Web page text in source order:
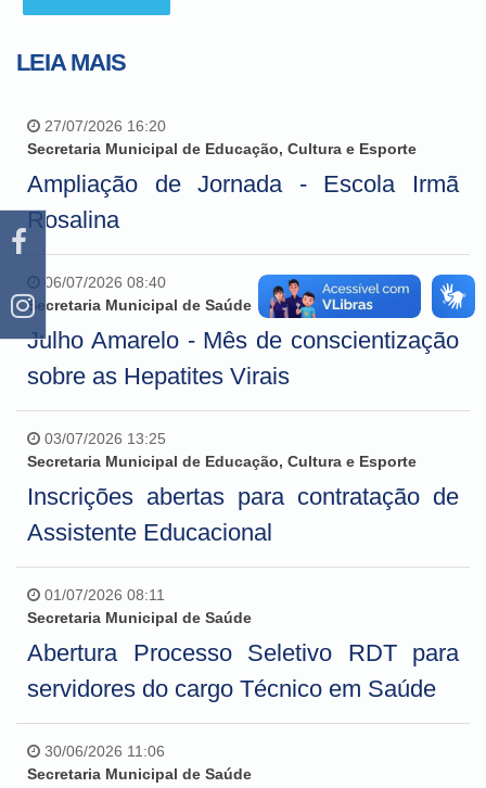
LEIA MAIS
27/07/2026 16:20
Secretaria Municipal de Educação, Cultura e Esporte
Ampliação de Jornada - Escola Irmã
Rosalina
06/07/2026 08:40
Secretaria Municipal de Saúde
Julho Amarelo - Mês de conscientização
sobre as Hepatites Virais
03/07/2026 13:25
Secretaria Municipal de Educação, Cultura e Esporte
Inscrições abertas para contratação de
Assistente Educacional
01/07/2026 08:11
Secretaria Municipal de Saúde
Abertura Processo Seletivo RDT para
servidores do cargo Técnico em Saúde
30/06/2026 11:06
Secretaria Municipal de Saúde